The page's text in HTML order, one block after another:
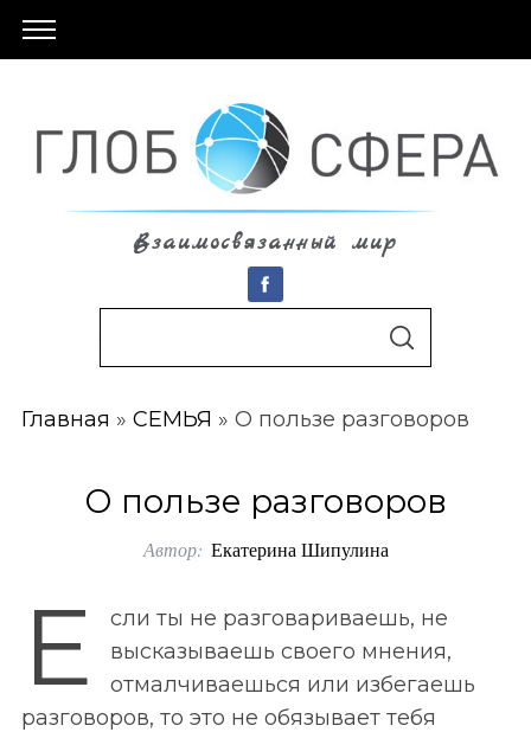
Взаимосвязанный мир
r
h
S
C
H
Главная » СЕМЬЯ » О пользе разговоров
О пользе разговоров
Автор: Екатерина Шипулина
Е
сли ты не разговариваешь, не
высказываешь своего мнения,
отмалчиваешься или избегаешь
разговоров, то это не обязывает тебя